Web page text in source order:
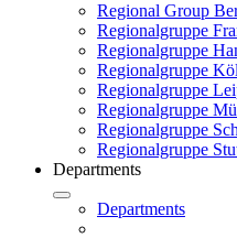
Regional Group
Regionalgruppe
Regionalgruppe
Regionalgruppe
Regionalgruppe
Regionalgruppe
Regionalgruppe
Regionalgruppe
Departments
Departments